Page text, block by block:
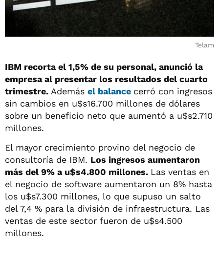
Telam
IBM recorta el 1,5% de su personal, anunció la
empresa al presentar los resultados del cuarto
trimestre. Además el balance cerró con ingresos
sin cambios en u$s16.700 millones de dólares
sobre un beneficio neto que aumentó a u$s2.710
millones.
El mayor crecimiento provino del negocio de
consultoría de IBM. Los ingresos aumentaron
más del 9% a u$s4.800 millones. Las ventas en
el negocio de software aumentaron un 8% hasta
los u$s7.300 millones, lo que supuso un salto
del 7,4 % para la división de infraestructura. Las
ventas de este sector fueron de u$s4.500
millones.